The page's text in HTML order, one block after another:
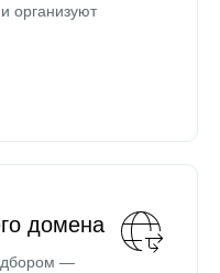
организуют
домена
—